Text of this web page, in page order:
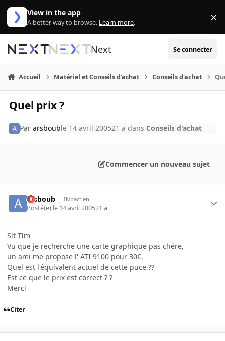
Aller au contenu
View in the app
A better way to browse. Learn more. ×
Next Se connecter
Accueil Matériel et Conseils d'achat Conseils d'achat
Quel prix ?
Pararsbouble 14 avril 200521 a dans Conseils d'achat
Commencer un nouveau sujet
arsboub INpactien
Posté(e) le 14 avril 200521 a
Slt Tlm
Vu que je recherche une carte graphique pas chére,
un ami me propose l' ATI 9100 pour 30€.
Quel est l'équivalent actuel de cette puce ??
Est ce que le prix est correct ? ?
Merci
Citer